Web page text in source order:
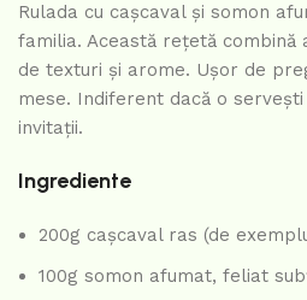
Rulada cu cașcaval și somon
familia. Această rețetă
de texturi și arome. Ușor de
mese. Indiferent dacă o
invitații.
Ingrediente
200g cașcaval ras (de
100g somon afumat, feliat